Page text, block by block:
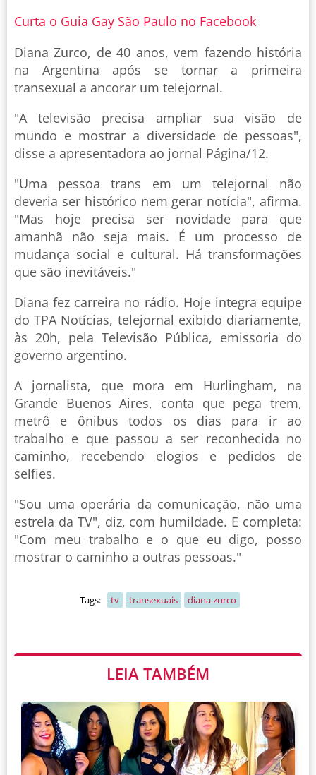
Curta o Guia Gay São Paulo no Facebook
Diana Zurco, de 40 anos, vem fazendo história
na Argentina após se tornar a primeira
transexual a ancorar um telejornal.
"A televisão precisa ampliar sua visão de
mundo e mostrar a diversidade de pessoas",
disse a apresentadora ao jornal Página/12.
"Uma pessoa trans em um telejornal não
deveria ser histórico nem gerar notícia", afirma.
"Mas hoje precisa ser novidade para que
amanhã não seja mais. É um processo de
mudança social e cultural. Há transformações
que são inevitáveis."
Diana fez carreira no rádio. Hoje integra equipe
do TPA Notícias, telejornal exibido diariamente,
às 20h, pela Televisão Pública, emissoria do
governo argentino.
A jornalista, que mora em Hurlingham, na
Grande Buenos Aires, conta que pega trem,
metrô e ônibus todos os dias para ir ao
trabalho e que passou a ser reconhecida no
caminho, recebendo elogios e pedidos de
selfies.
"Sou uma operária da comunicação, não uma
estrela da TV", diz, com humildade. E completa:
"Com meu trabalho e o que eu digo, posso
mostrar o caminho a outras pessoas."
Tags: tv transexuais diana zurco
LEIA TAMBÉM